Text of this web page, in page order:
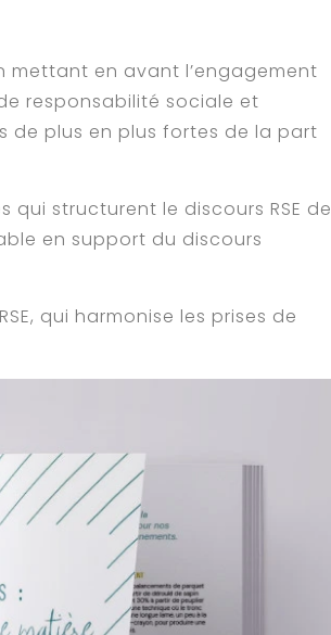
mettant en avant l’engagement
responsabilité sociale et
de plus en plus fortes de la part
qui structurent le discours RSE de
en support du discours
qui harmonise les prises de